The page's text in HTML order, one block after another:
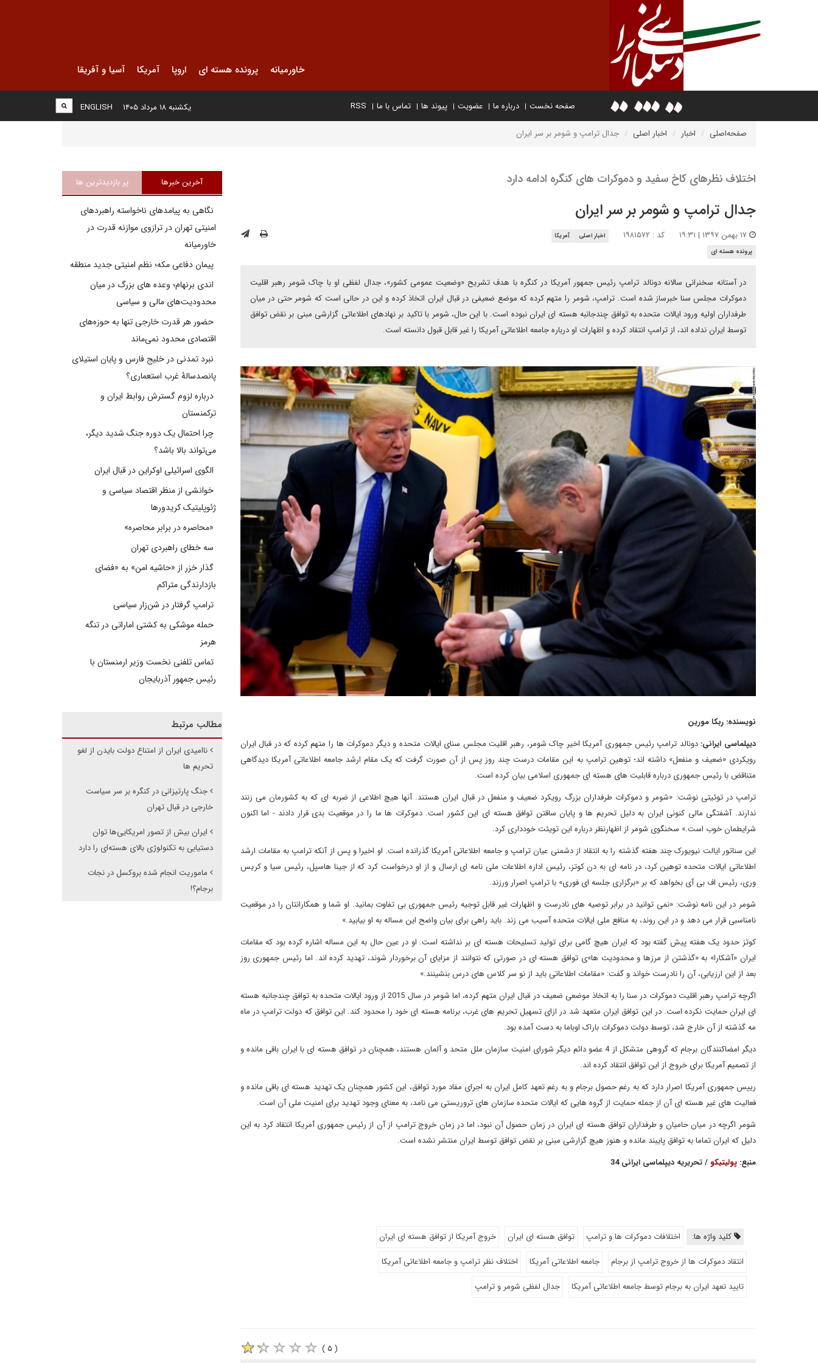
خاورمیانه پرونده هسته ای اروپا آمریکا آسیا و آفریقا
صفحه نخست درباره ما عضویت پیوند ها تماس با ما RSS
ENGLISH یکشنبه ۱۸ مرداد ۱۴۰۵
صفحه‌اصلی اخبار اخبار اصلی جدال ترامپ و شومر بر سر ایران ​​​​​​​
اختلاف نظرهای کاخ سفید و دموکرات های کنگره ادامه دارد ​​​​​​​
جدال ترامپ و شومر بر سر ایران ​​​​​​​
کد : ۱۹۸۱۵۷۲ اخبار اصلی
آمریکا
پرونده هسته ای
در آستانه سخنرانی سالانه دونالد ترامپ رئیس جمهور آمریکا در کنگره با هدف تشریح «وضعیت عمومی کشور»، جدال لفظی او با چاک شومر رهبر اقلیت
دموکرات مجلس سنا خبرساز شده است. ترامپ، شومر را متهم کرده که موضع ضعیفی در قبال ایران اتخاذ کرده و این در حالی است که شومر حتی در میان
طرفداران اولیه ورود ایالات متحده به توافق چندجانبه هسته ای ایران نبوده است. با این حال، شومر با تاکید بر نهادهای اطلاعاتی گزارشی مبنی بر نقض توافق
توسط ایران نداده اند، از ترامپ انتقاد کرده و اظهارات او درباره جامعه اطلاعاتی آمریکا را غیر قابل قبول دانسته است.
نویسنده: ربکا مورین
دیپلماسی ایرانی: دونالد ترامپ رئیس جمهوری آمریکا اخیر چاک شومر، رهبر اقلیت مجلس سنای ایالات متحده و دیگر دموکرات ها را متهم کرده که در قبال ایران
رویکردی «ضعیف و منفعل» داشته اند؛ توهین ترامپ به این مقامات درست چند روز پس از آن صورت گرفت که یک مقام ارشد جامعه اطلاعاتی آمریکا دیدگاهی
متناقض با رئیس جمهوری درباره قابلیت های هسته ای جمهوری اسلامی بیان کرده است.
ترامپ در توئیتی نوشت: «شومر و دموکرات طرفداران بزرگ رویکرد ضعیف و منفعل در قبال ایران هستند. آنها هیچ اطلاعی از ضربه ای که به کشورمان می زنند
ندارند. آشفتگی مالی کنونی ایران به دلیل تحریم ها و پایان ساقتن توافق هسته ای این کشور است. دموکرات ها ما را در موقعیت بدی قرار دادند - اما اکنون
شرایطمان خوب است.» سخنگوی شومر از اظهارنظر درباره این تویئت خودداری کرد.
این سناتور ایالت نیویورک چند هفته گذشته را به انتقاد از دشمنی عیان ترامپ و جامعه اطلاعاتی آمریکا گذرانده است. او اخیرا و پس از آنکه ترامپ به مقامات ارشد
اطلاعاتی ایالات متحده توهین کرد، در نامه ای به دن کوتز، رئیس اداره اطلاعات ملی نامه ای ارسال و از او درخواست کرد که از جینا هاسپل، رئیس سیا و کریس
وری، رئیس اف بی آی بخواهد که بر «برگزاری جلسه ای فوری» با ترامپ اصرار ورزند.
شومر در این نامه نوشت: «نمی توانید در برابر توصیه های نادرست و اظهارات غیر قابل توجیه رئیس جمهوری بی تفاوت بمانید. او شما و همکارانتان را در موقعیت
نامناسبی قرار می دهد و در این روند، به منافع ملی ایالات متحده آسیب می زند. باید راهی برای بیان واضح این مساله به او بیابید.»
کوتز حدود یک هفته پیش گفته بود که ایران هیچ گامی برای تولید تسلیحات هسته ای بر نداشته است. او در عین حال به این مساله اشاره کرده بود که مقامات
ایران «آشکارا» به «گذشتن از مرزها و محدودیت ها»ی توافق هسته ای در صورتی که نتوانند از مزایای آن برخوردار شوند، تهدید کرده اند. اما رئیس جمهوری روز
بعد از این ارزیابی، آن را نادرست خواند و گفت: «مقامات اطلاعاتی باید از نو سر کلاس های درس بنشینند.»
اگرچه ترامپ رهبر اقلیت دموکرات در سنا را به اتخاذ موضعی ضعیف در قبال ایران متهم کرده، اما شومر در سال 2015 از ورود ایالات متحده به توافق چندجانبه هسته
ای ایران حمایت نکرده است. در این توافق ایران متعهد شد در ازای تسهیل تحریم های غرب، برنامه هسته ای خود را محدود کند. این توافق که دولت ترامپ در ماه
مه گذشته از آن خارج شد، توسط دولت دموکرات باراک اوباما به دست آمده بود.
دیگر امضاکنندگان برجام که گروهی متشکل از 4 عضو دائم دیگر شورای امنیت سازمان ملل متحد و آلمان هستند، همچنان در توافق هسته ای با ایران باقی مانده و
از تصمیم آمریکا برای خروج از این توافق انتقاد کرده اند.
رییس جمهوری آمریکا اصرار دارد که به رغم حصول برجام و به رغم تعهد کامل ایران به اجرای مفاد مورد توافق، این کشور همچنان یک تهدید هسته ای باقی مانده و
فعالیت های غیر هسته ای آن از جمله حمایت از گروه هایی که ایالات متحده سازمان های تروریستی می نامد، به معنای وجود تهدید برای امنیت ملی آن است.
شومر اگرچه در میان حامیان و طرفداران توافق هسته ای ایران در زمان حصول آن نبود، اما در زمان خروج ترامپ از آن از رئیس جمهوری آمریکا انتقاد کرد به این
دلیل که ایران تماما به توافق پایبند مانده و هنوز هیچ گزارشی مبنی بر نقض توافق توسط ایران منتشر نشده است.
منبع: پولیتیکو/ تحریریه دیپلماسی ایرانی 34
کلید واژه ها: اختلافات دموکرات ها و ترامپ توافق هسته ای ایران
خروج آمریکا از توافق هسته ای ایران
انتقاد دموکرات ها از خروج ترامپ از برجام
جامعه اطلاعاتی آمریکا
اختلاف نظر ترامپ و جامعه اطلاعاتی آمریکا
تایید تعهد ایران به برجام توسط جامعه اطلاعاتی آمریکا
جدال لفظی شومر و ترامپ
( ۵ )
آخرین خبرها پر بازدیدترین ها
نگاهی به پیامدهای ناخواسته راهبردهای
امنیتی تهران در ترازوی موازنه قدرت در
خاورمیانه
پیمان دفاعی مکه؛ نظم امنیتی جدید منطقه
اندی برنهام؛ وعده های بزرگ در میان
محدودیت‌های مالی و سیاسی
حضور هر قدرت خارجی تنها به حوزه‌های
اقتصادی محدود نمی‌ماند
نبرد تمدنی در خلیج فارس و پایان استیلای
پانصدسالۀ غرب استعماری؟
درباره لزوم گسترش روابط ایران و
ترکمنستان
چرا احتمال یک دوره جنگ شدید دیگر،
می‌تواند بالا باشد؟
الگوی اسرائیلی اوکراین در قبال ایران
خوانشی از منظر اقتصاد سیاسی و
ژئوپلیتیک کریدورها
«محاصره در برابر محاصره»
سه خطای راهبردی تهران
گذار خزر از «حاشیه امن» به «فضای
بازدارندگی متراکم
ترامپ گرفتار در شن‌زار سیاسی
حمله موشکی به کشتی اماراتی در تنگه
هرمز
تماس تلفنی نخست وزیر ارمنستان با
رئیس جمهور آذربایجان
مطالب مرتبط
ناامیدی ایران از امتناع دولت بایدن از لغو
تحریم ها
جنگ پارتیزانی در کنگره بر سر سیاست
خارجی در قبال تهران
ایران بیش از تصور امریکایی‌ها توان
دستیابی به تکنولوژی بالای هسته‌ای را دارد
ماموریت انجام شده بروکسل در نجات
برجام؟!